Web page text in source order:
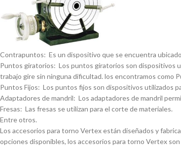
Contrapuntos: Es un dispositivo que se encuentra
Puntos giratorios: Los puntos giratorios son dispositivos
trabajo gire sin ninguna dificultad. los encontramos como
Puntos Fijos: Los puntos fijos son dispositivos utilizados
Adaptadores de mandril: Los adaptadores de mandril
Fresas: Las fresas se utilizan para el corte de materiales.
Entre otros.
Los accesorios para torno Vertex están diseñados y
opciones disponibles, los accesorios para torno Vertex